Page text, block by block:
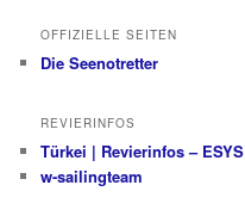
OFFIZIELLE SEITEN
Die Seenotretter
REVIERINFOS
Türkei | Revierinfos – ESYS
w-sailingteam